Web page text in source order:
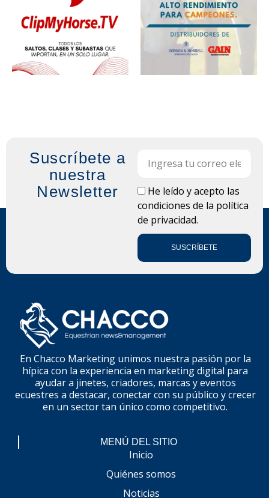
Suscríbete a
nuestra
Newsletter
LOPDHe leído y acepto las
condiciones de la política
de privacidad.
SUSCRÍBETE
En Chacco Marketing unimos nuestra pasión por la
hípica con la experiencia en marketing digital para
ayudar a jinetes, criadores, marcas y eventos
ecuestres a destacar, conectar con su público y crecer
en un sector tan único como competitivo.
MENÚ DEL SITIO
Inicio
Quiénes somos
Noticias